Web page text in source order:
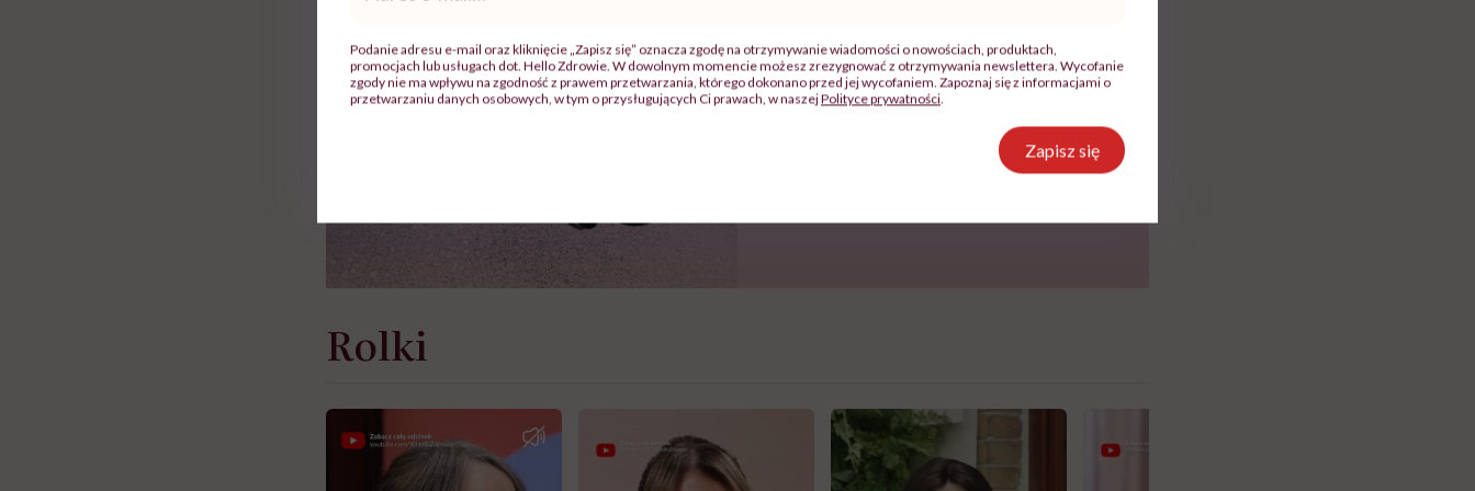
Rolki
mail*
Podanie adresu e-mail oraz kliknięcie „Zapisz się” oznacza zgodę na otrzymywanie wiadomości o nowościach, produktach,
promocjach lub usługach dot. Hello Zdrowie. W dowolnym momencie możesz zrezygnować z otrzymywania newslettera. Wycofanie
zgody nie ma wpływu na zgodność z prawem przetwarzania, którego dokonano przed jej wycofaniem. Zapoznaj się z informacjami o
przetwarzaniu danych osobowych, w tym o przysługujących Ci prawach, w naszejPolityce prywatności.
Zapisz się